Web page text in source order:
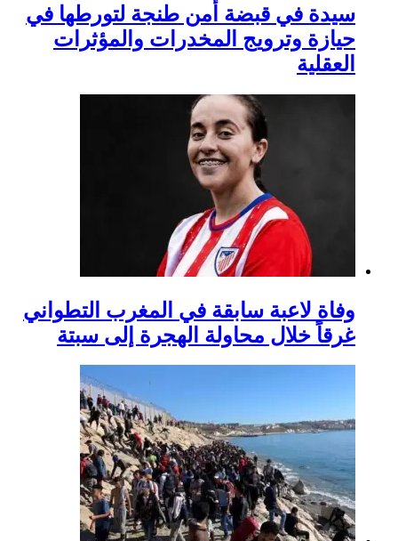
سيدة في قبضة أمن طنجة لتورطها في
حيازة وترويج المخدرات والمؤثرات
العقلية
وفاة لاعبة سابقة في المغرب التطواني
غرقاً خلال محاولة الهجرة إلى سبتة